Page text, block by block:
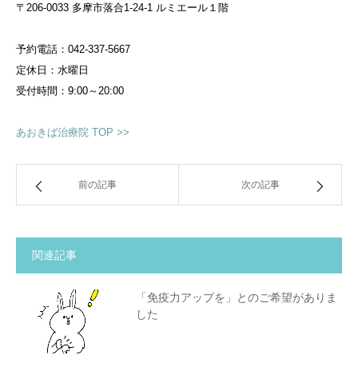
〒206-0033 多摩市落合1-24-1 ルミエール１階
予約電話：042-337-5667
定休日：水曜日
受付時間：9:00～20:00
あおきば治療院 TOP >>
前の記事 次の記事
関連記事
「免疫力アップを」とのご希望がありま
した